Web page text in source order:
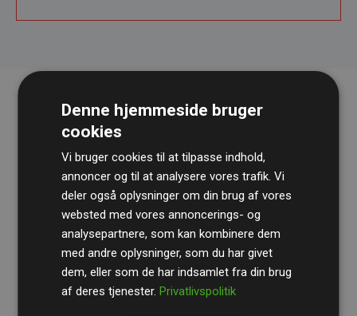
RevisionshusetBDOgennemgår løbende vores
beregninger og metode for at sikre gennemsigtighed
og pålidelighed.
Deres revision dokumenterer, at vores investeringer i
Denne hjemmeside bruger
cookies
Vi bruger cookies til at tilpasse indhold,
annoncer og til at analysere vores trafik. Vi
deler også oplysninger om din brug af vores
websted med vores annoncerings- og
analysepartnere, som kan kombinere dem
med andre oplysninger, som du har givet
dem, eller som de har indsamlet fra din brug
af deres tjenester.Privatlivspolitik